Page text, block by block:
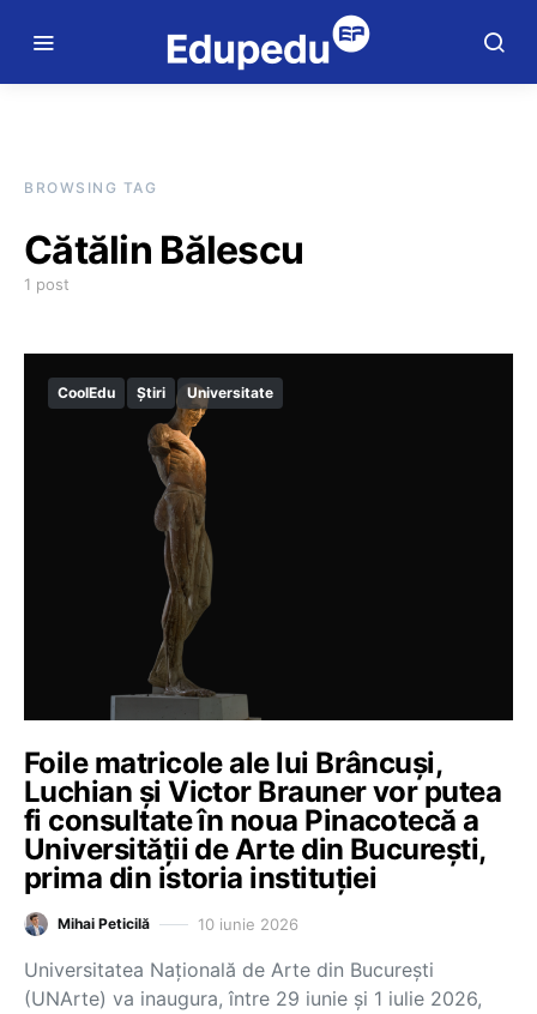
BROWSING TAG
Cătălin Bălescu
1 post
CoolEdu Știri Universitate
Foile matricole ale lui Brâncuși,
Luchian și Victor Brauner vor putea
fi consultate în noua Pinacotecă a
Universității de Arte din București,
prima din istoria instituției
Mihai Peticilă 10 iunie 2026
Universitatea Națională de Arte din București
(UNArte) va inaugura, între 29 iunie și 1 iulie 2026,